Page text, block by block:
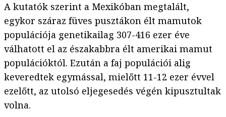
A kutatók szerint a Mexikóban megtalált,
egykor száraz füves pusztákon élt mamutok
populációja genetikailag 307-416 ezer éve
válhatott el az északabbra élt amerikai mamut
populációktól. Ezután a faj populációi alig
keveredtek egymással, mielőtt 11-12 ezer évvel
ezelőtt, az utolsó eljegesedés végén kipusztultak
volna.